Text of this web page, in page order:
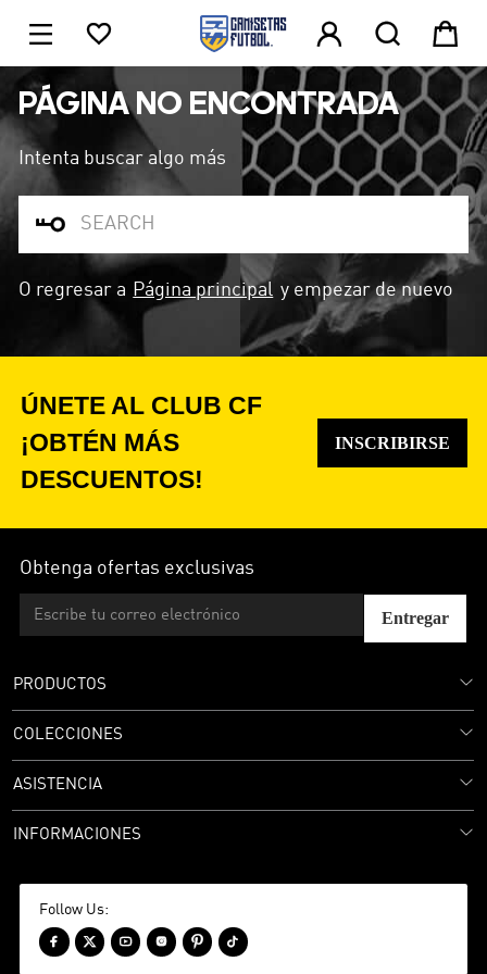
    
PÁGINA NO ENCONTRADA
Intenta buscar algo más

O regresar a Página principal y empezar de nuevo
ÚNETE AL CLUB CF
¡OBTÉN MÁS
DESCUENTOS!
INSCRIBIRSE
Obtenga ofertas exclusivas
Entregar
PRODUCTOS
COLECCIONES
ASISTENCIA
INFORMACIONES
Follow Us:
     